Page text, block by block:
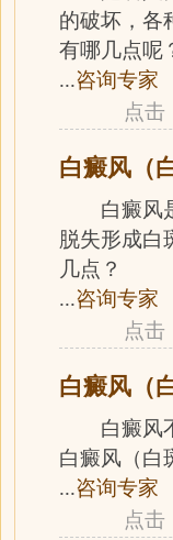
的破坏，各
有哪几点呢
...咨询专家
点击
白癜风（
白癜风是
脱失形成白
几点？
...咨询专家
点击
白癜风（
白癜风不
白癜风（白
...咨询专家
点击